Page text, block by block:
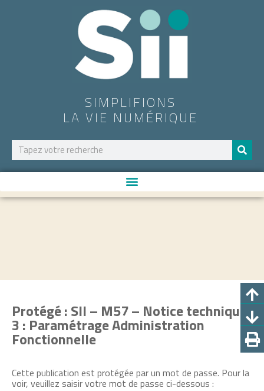
SIMPLIFIONS
LA VIE NUMÉRIQUE
Protégé : SII – M57 – Notice technique
3 : Paramétrage Administration
Fonctionnelle
Cette publication est protégée par un mot de passe. Pour la
voir, veuillez saisir votre mot de passe ci-dessous :